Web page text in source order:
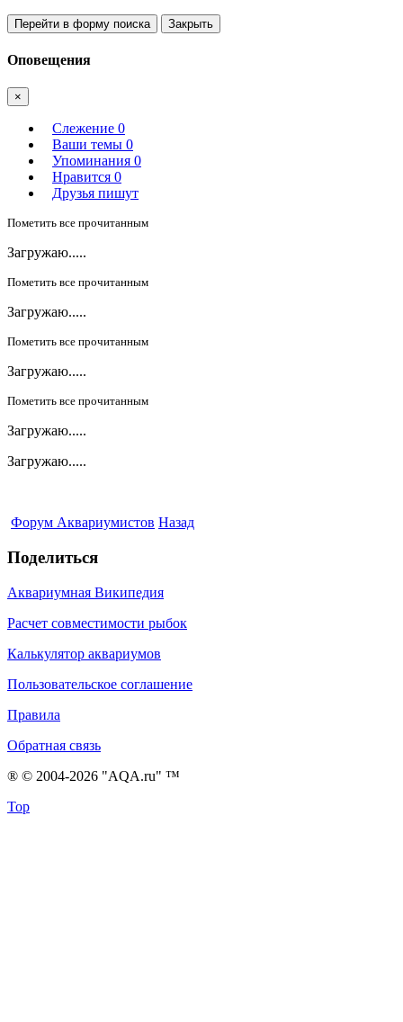
Перейти в форму поиска Закрыть
Оповещения
×
Слежение 0
Ваши темы 0
Упоминания 0
Нравится 0
Друзья пишут
Пометить все прочитанным
Загружаю.....
Пометить все прочитанным
Загружаю.....
Пометить все прочитанным
Загружаю.....
Пометить все прочитанным
Загружаю.....
Загружаю.....
Форум Аквариумистов Назад
Поделиться
Аквариумная Википедия
Расчет совместимости рыбок
Калькулятор аквариумов
Пользовательское соглашение
Правила
Обратная связь
® © 2004-2026 "AQA.ru" ™
Top